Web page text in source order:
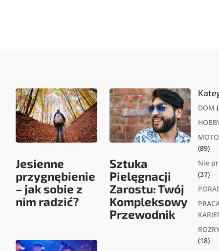
Jesienne
przygnębienie
– jak sobie z
nim radzić?
Sztuka
Pielęgnacji
Zarostu: Twój
Kompleksowy
Przewodnik
DOM
(89)
Nie
(37)
(18)